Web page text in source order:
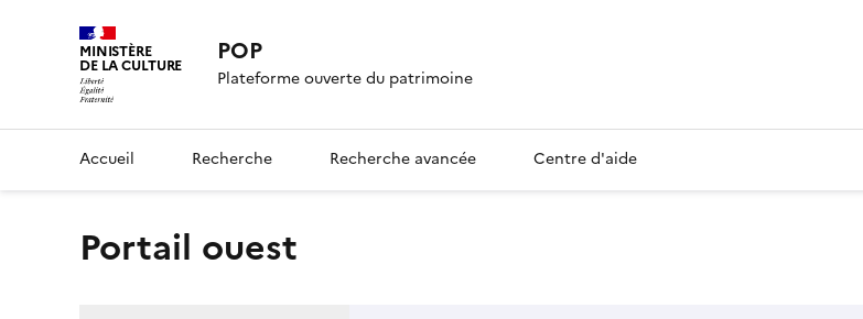
MINISTÈRE
DE LA CULTURE POP
Plateforme ouverte du patrimoine
Accueil Recherche Recherche avancée Centre d'aide
Portail ouest